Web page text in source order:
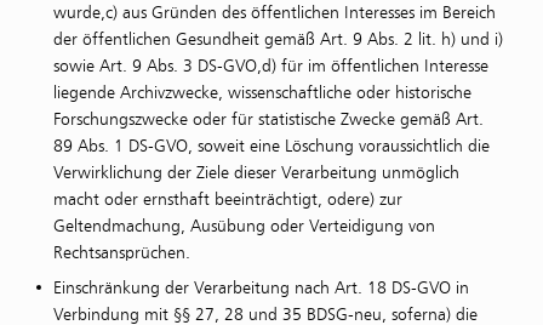
wurde,c) aus Gründen des öffentlichen Interesses im Bereich
der öffentlichen Gesundheit gemäß Art. 9 Abs. 2 lit. h) und i)
sowie Art. 9 Abs. 3 DS-GVO,d) für im öffentlichen Interesse
liegende Archivzwecke, wissenschaftliche oder historische
Forschungszwecke oder für statistische Zwecke gemäß Art.
89 Abs. 1 DS-GVO, soweit eine Löschung voraussichtlich die
Verwirklichung der Ziele dieser Verarbeitung unmöglich
macht oder ernsthaft beeinträchtigt, odere) zur
Geltendmachung, Ausübung oder Verteidigung von
Rechtsansprüchen.
Einschränkung der Verarbeitung nach Art. 18 DS-GVO in
Verbindung mit §§ 27, 28 und 35 BDSG-neu, soferna) die